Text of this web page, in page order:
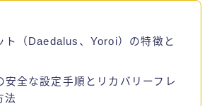
ト（Daedalus、Yoroi）の特徴と
安全な設定手順とリカバリーフレ
法